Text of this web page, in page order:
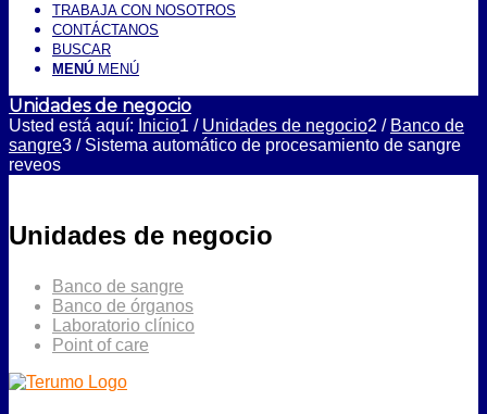
TRABAJA CON NOSOTROS
CONTÁCTANOS
BUSCAR
MENÚ MENÚ
Unidades de negocio
Usted está aquí: Inicio1 / Unidades de negocio2 / Banco de
sangre3 / Sistema automático de procesamiento de sangre
reveos
Unidades de negocio
Banco de sangre
Banco de órganos
Laboratorio clínico
Point of care